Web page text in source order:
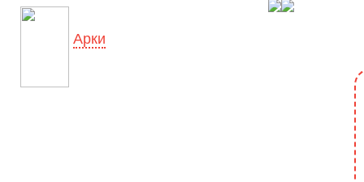
Арки